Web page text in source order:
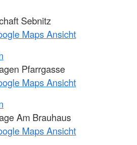
Sebnitz
Maps Ansicht
Pfarrgasse
Maps Ansicht
Am Brauhaus
Maps Ansicht